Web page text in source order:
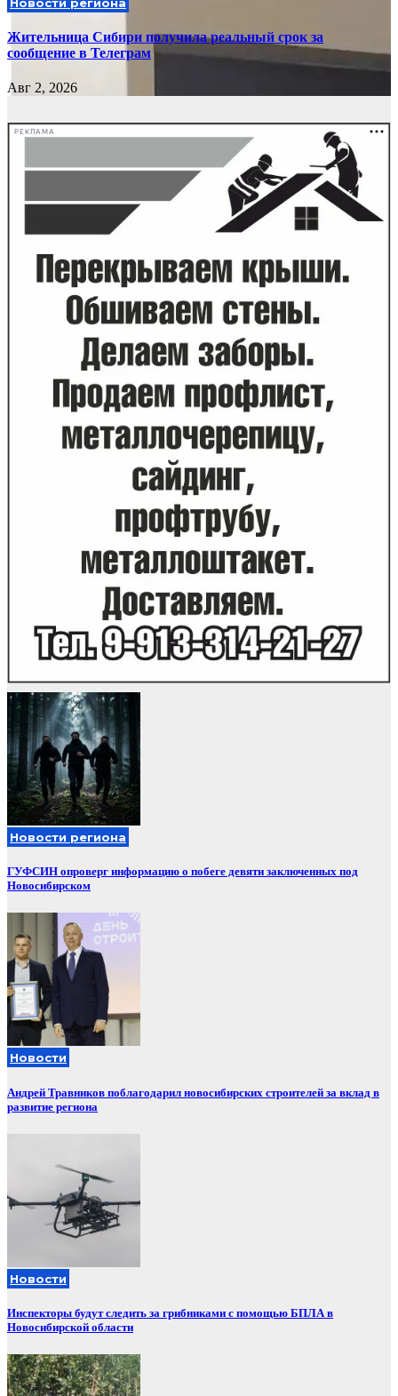
Жительница Сибири получила реальный срок за
сообщение в Телеграм
Авг 2, 2026
РЕКЛАМА
Новости региона
ГУФСИН опроверг информацию о побеге девяти заключенных под
Новосибирском
Новости
Андрей Травников поблагодарил новосибирских строителей за вклад в
развитие региона
Новости
Инспекторы будут следить за грибниками с помощью БПЛА в
Новосибирской области